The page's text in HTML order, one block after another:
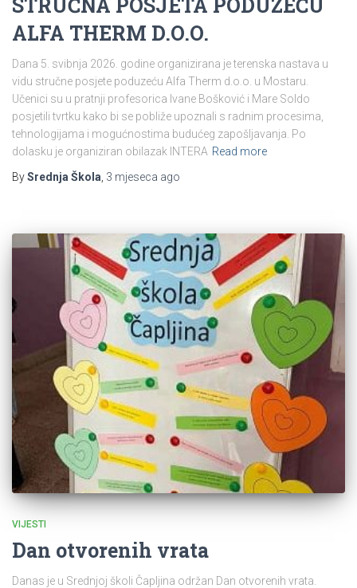
STRUČNA POSJETA PODUZEĆU
ALFA THERM D.O.O.
Dana 5. svibnja 2026. godine organizirana je terenska nastava u
vidu stručne posjete poduzeću Alfa Therm d.o.o. u Mostaru.
Učenici su u pratnji profesorica Ivane Bošković i Mare Soldo
posjetili tvrtku kako bi se pobliže upoznali s radnim procesima,
tehnologijama i mogućnostima budućeg zapošljavanja. Po
dolasku je organiziran obilazak INTERA Read more
BySrednja Škola, 3 mjeseca ago
VIJESTI
Dan otvorenih vrata
Danas je u Srednjoj školi Čapljina održan Dan otvorenih vrata.